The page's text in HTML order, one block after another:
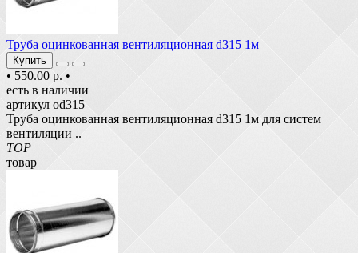
Труба оцинкованная вентиляционная d315 1м
Купить
• 550.00 р. •
есть в наличии
артикул od315
Труба оцинкованная вентиляционная d315 1м для систем
вентиляции ..
TOP
товар